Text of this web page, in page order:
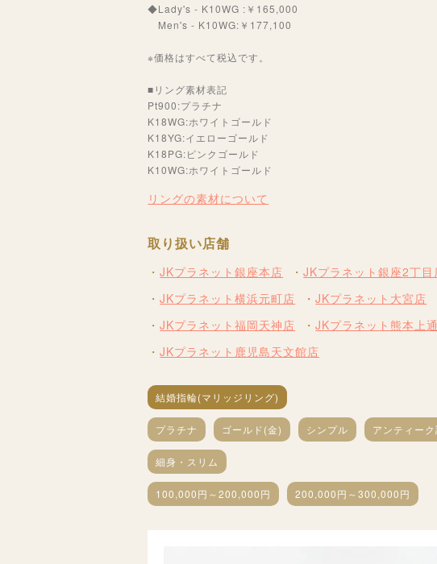
◆Lady's - K10WG :￥165,000
Men's - K10WG:￥177,100
※価格はすべて税込です。
■リング素材表記
Pt900:プラチナ
K18WG:ホワイトゴールド
K18YG:イエローゴールド
K18PG:ピンクゴールド
K10WG:ホワイトゴールド
リングの素材について
取り扱い店舗
JKプラネット銀座本店 JKプラネット銀座2丁目
JKプラネット横浜元町店
JKプラネット大宮店
JKプラネット福岡天神店
JKプラネット熊本上
JKプラネット鹿児島天文館店
結婚指輪(マリッジリング)
プラチナ ゴールド(金) シンプル アンティー
細身・スリム
100,000円～200,000円 200,000円～300,000円